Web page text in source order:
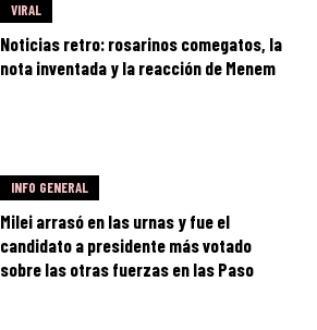
VIRAL
Noticias retro: rosarinos comegatos, la
nota inventada y la reacción de Menem
INFO GENERAL
Milei arrasó en las urnas y fue el
candidato a presidente más votado
sobre las otras fuerzas en las Paso